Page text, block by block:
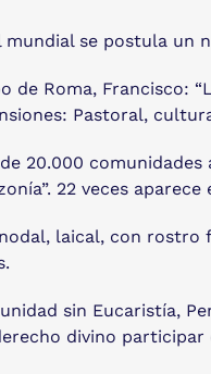
mundial se postula
de Roma, Francisco:
Pastoral,
20.000
22 veces
laical, con
sin Eucaristía,
divino participar